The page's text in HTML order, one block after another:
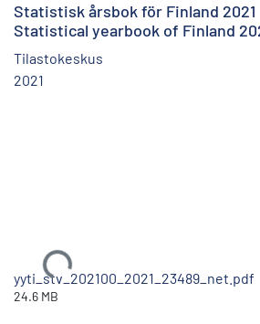
Statistisk årsbok för Finland 2021
Statistical yearbook of Finland
Tilastokeskus
2021
Ladataan...
yyti_stv_202100_2021_23489_net.pdf
24.6 MB